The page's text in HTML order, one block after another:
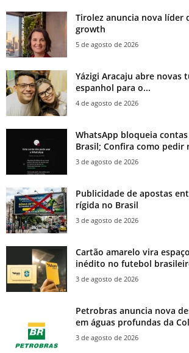
Tirolez anuncia nova líder
growth
5 de agosto de 2026
Yázigi Aracaju abre novas
espanhol para o...
4 de agosto de 2026
WhatsApp bloqueia
Brasil; Confira como pedir
3 de agosto de 2026
Publicidade de apostas
rígida no Brasil
3 de agosto de 2026
Cartão amarelo vira
inédito no futebol
3 de agosto de 2026
Petrobras anuncia nova
em águas profundas da
3 de agosto de 2026